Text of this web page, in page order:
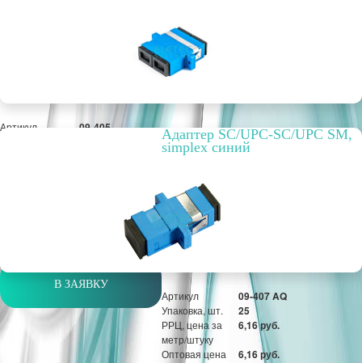
Артикул 09-405
В ЗАЯВКУ
Адаптер SC/UPC-SC/UPC SM,
simplex синий
Артикул 09-407 AQ
Упаковка, шт. 25
РРЦ, цена за
метр/штуку
6,16 руб.
Оптовая цена 6,16 руб.